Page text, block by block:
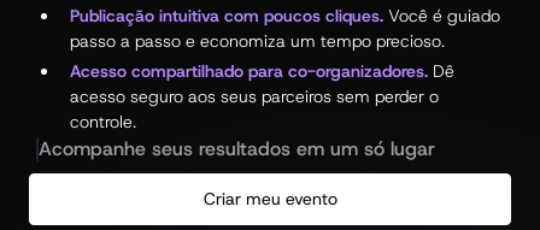
Publicação intuitiva com poucos cliques.Você é guiado
passo a passo e economiza um tempo precioso.
Acesso compartilhado para co-organizadores. Dê
acesso seguro aos seus parceiros sem perder o
controle.
Acompanhe seus resultados em um só lugar
Dashboards personalizados. Evolução das vendas,
Criar meu evento